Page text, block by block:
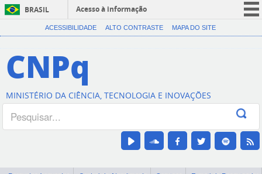
BRASIL
Acesso à informação
CORONAVÍRUS (COVID-19)
Canais
ACESSIBILIDADE ALTO CONTRASTE MAPA DO SITE
CNPq
MINISTÉRIO DA CIÊNCIA, TECNOLOGIA E INOVAÇÕES